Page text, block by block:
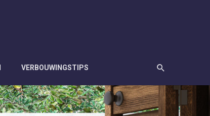
VERBOUWINGSTIPS